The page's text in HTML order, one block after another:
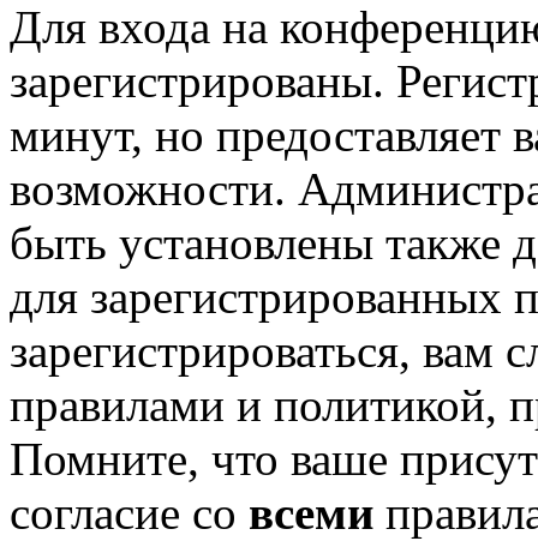
Для входа на
зарегистрированы.
минут, но предоставляет
возможности.
быть установлены также
для зарегистрированных
зарегистрироваться, вам
правилами и политикой,
Помните, что ваше
согласие со всеми